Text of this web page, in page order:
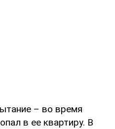
– во время
в ее квартиру. В